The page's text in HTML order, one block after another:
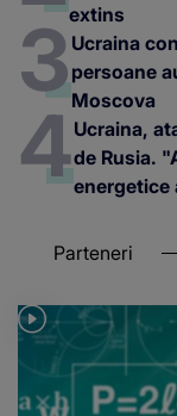
extins
Ucraina
persoane
Moscova
Ucraina,
de Rusia.
Parteneri